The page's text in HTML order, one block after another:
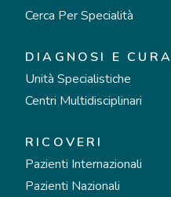
Cerca Per Specialità
DIAGNOSI E CURA
Unità Specialistiche
Centri Multidisciplinari
RICOVERI
Pazienti Internazionali
Pazienti Nazionali